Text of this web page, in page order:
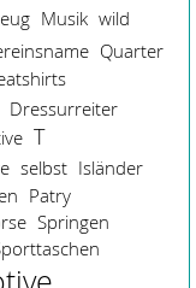
Musik wild
Quarter
Dressurreiter
T
selbst Isländer
Patry
Springen